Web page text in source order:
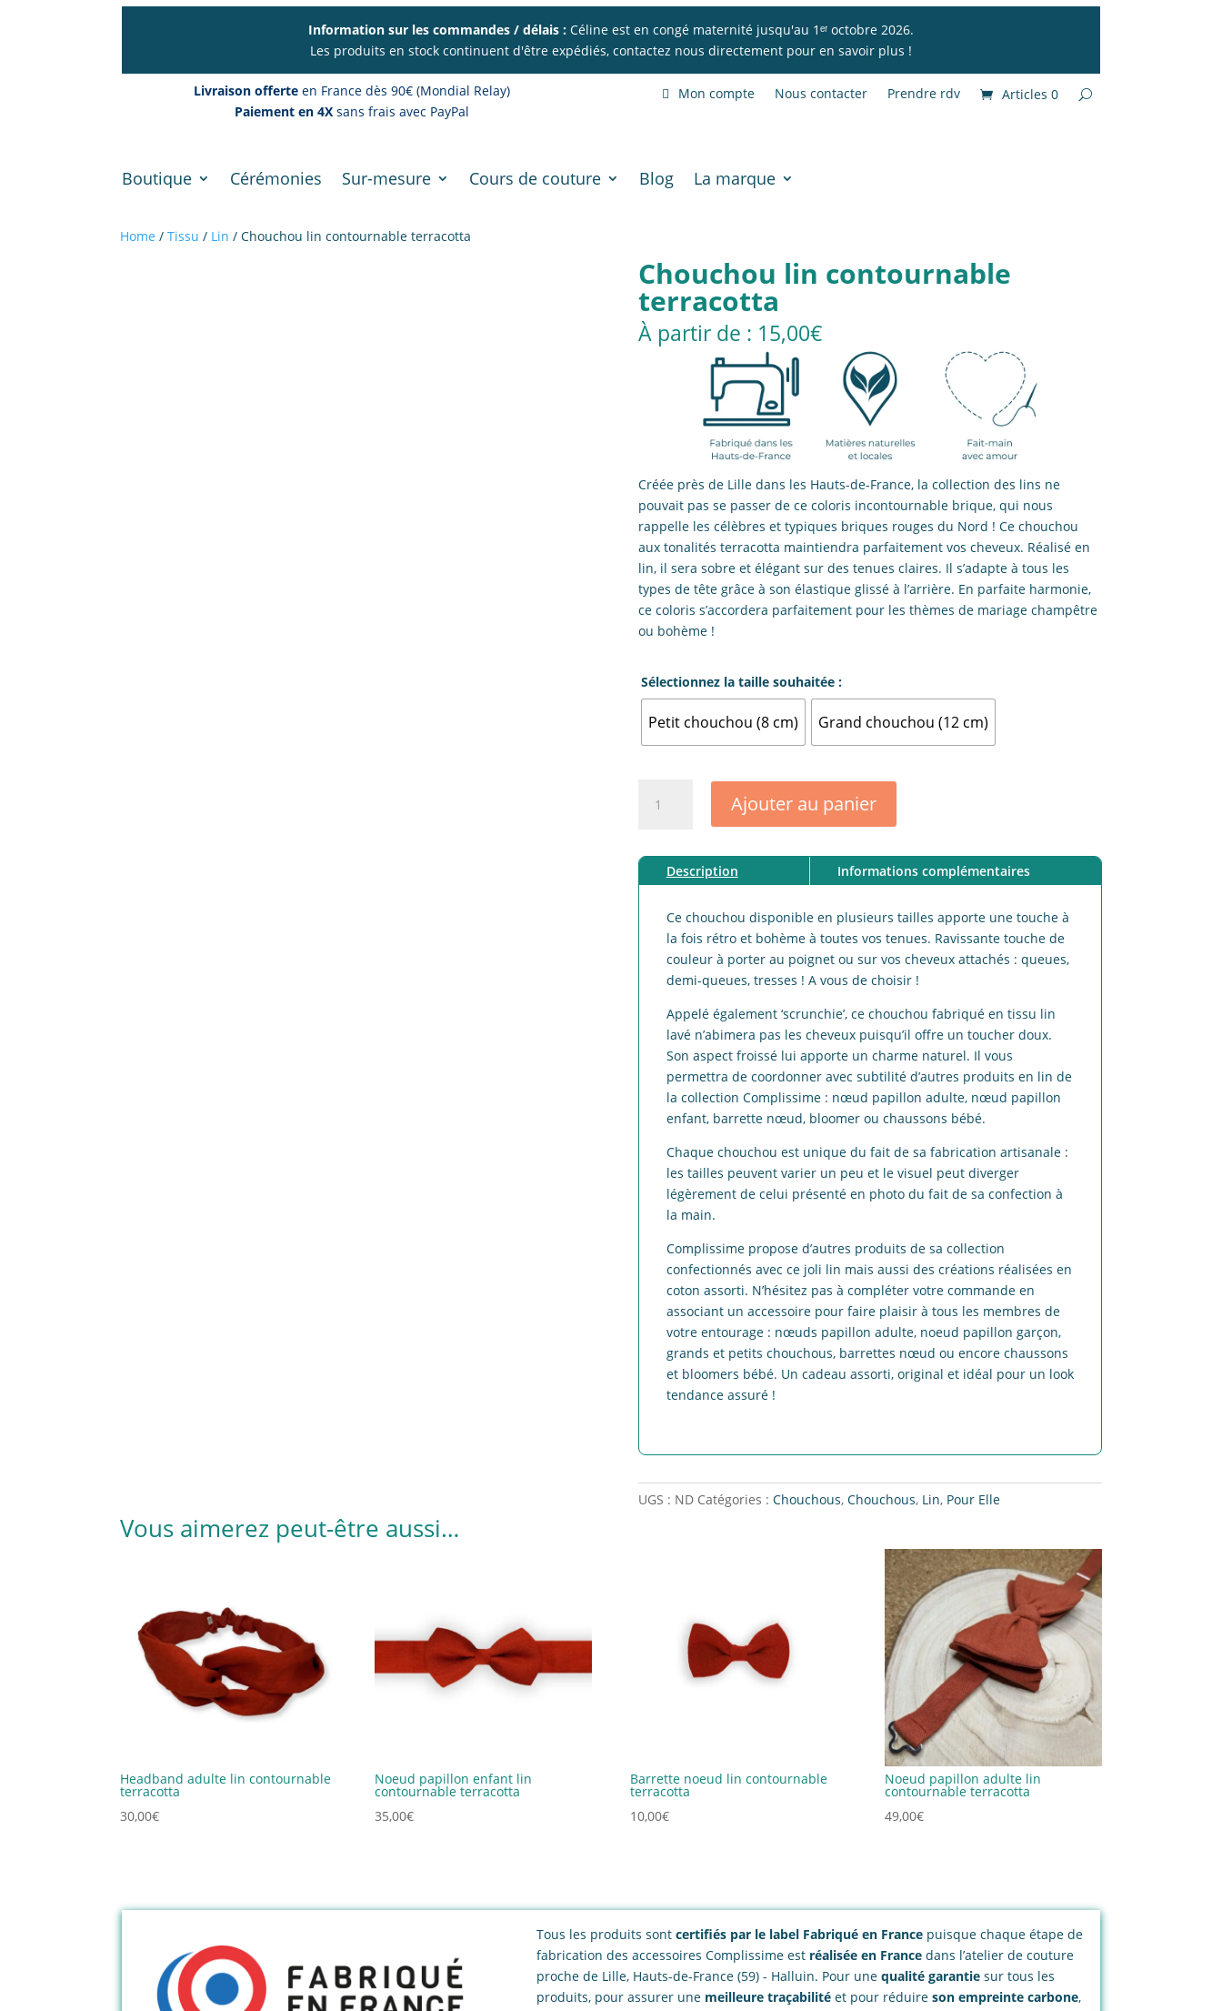
Information sur les commandes / délais : Céline est en congé maternité jusqu'au 1ᵉʳ octobre 2026.
Les produits en stock continuent d'être expédiés, contactez nous directement pour en savoir plus !
Livraison offerte en France dès 90€ (Mondial Relay)
Paiement en 4X sans frais avec PayPal
Mon compte Nous contacter Prendre rdv Articles 0
Boutique Cérémonies Sur-mesure Cours de couture Blog La marque
Home / Tissu / Lin / Chouchou lin contournable terracotta
Chouchou lin contournable
terracotta
15,00€
Créée près de Lille dans les Hauts-de-France, la collection des lins ne
pouvait pas se passer de ce coloris incontournable brique, qui nous
rappelle les célèbres et typiques briques rouges du Nord ! Ce chouchou
aux tonalités terracotta maintiendra parfaitement vos cheveux. Réalisé en
lin, il sera sobre et élégant sur des tenues claires. Il s’adapte à tous les
types de tête grâce à son élastique glissé à l’arrière. En parfaite harmonie,
ce coloris s’accordera parfaitement pour les thèmes de mariage champêtre
ou bohème !
Sélectionnez la taille souhaitée :
Petit chouchou (8 cm) Grand chouchou (12 cm)
contournable
Ajouter au panier
Description Informations complémentaires
Ce chouchou disponible en plusieurs tailles apporte une touche à
la fois rétro et bohème à toutes vos tenues. Ravissante touche de
couleur à porter au poignet ou sur vos cheveux attachés : queues,
demi-queues, tresses ! A vous de choisir !
Appelé également ‘scrunchie’, ce chouchou fabriqué en tissu lin
lavé n’abimera pas les cheveux puisqu’il offre un toucher doux.
Son aspect froissé lui apporte un charme naturel. Il vous
permettra de coordonner avec subtilité d’autres produits en lin de
la collection Complissime : nœud papillon adulte, nœud papillon
enfant, barrette nœud, bloomer ou chaussons bébé.
Chaque chouchou est unique du fait de sa fabrication artisanale :
les tailles peuvent varier un peu et le visuel peut diverger
légèrement de celui présenté en photo du fait de sa confection à
la main.
Complissime propose d’autres produits de sa collection
confectionnés avec ce joli lin mais aussi des créations réalisées en
coton assorti. N’hésitez pas à compléter votre commande en
associant un accessoire pour faire plaisir à tous les membres de
votre entourage : nœuds papillon adulte, noeud papillon garçon,
grands et petits chouchous, barrettes nœud ou encore chaussons
et bloomers bébé. Un cadeau assorti, original et idéal pour un look
tendance assuré !
UGS : ND Catégories : Chouchous, Chouchous, Lin, Pour Elle
Vous aimerez peut-être aussi…
Headband adulte lin contournable
terracotta
30,00€
Noeud papillon enfant lin
contournable terracotta
35,00€
Barrette noeud lin contournable
terracotta
10,00€
Noeud papillon adulte lin
contournable terracotta
49,00€
Tous les produits sontcertifiés par le label Fabriqué en France puisque chaque étape de
fabrication des accessoires Complissime est réalisée en Francedans l’atelier de couture
proche de Lille, Hauts-de-France (59) - Halluin. Pour une qualité garantie sur tous les
produits, pour assurer une meilleure traçabilité et pour réduireson empreinte carbone,